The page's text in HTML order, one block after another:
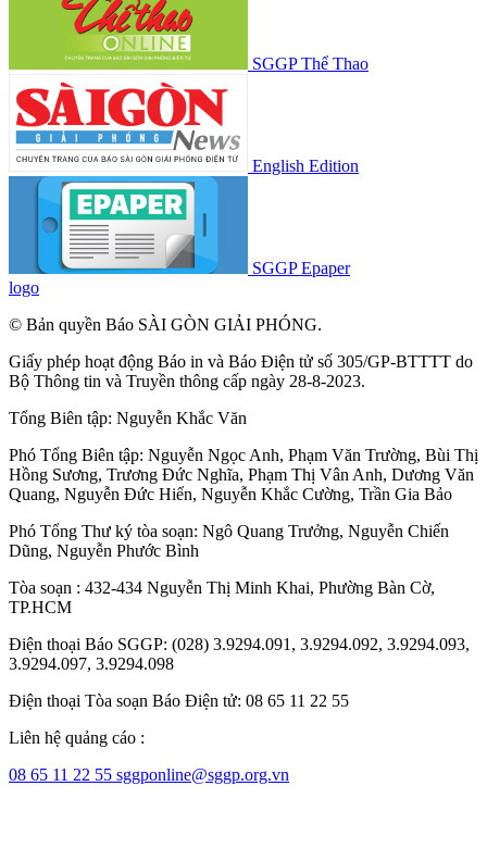
SGGP Thể Thao
English Edition
SGGP Epaper
logo
© Bản quyền Báo SÀI GÒN GIẢI PHÓNG.
Giấy phép hoạt động Báo in và Báo Điện tử số 305/GP-BTTTT do
Bộ Thông tin và Truyền thông cấp ngày 28-8-2023.
Tổng Biên tập: Nguyễn Khắc Văn
Phó Tổng Biên tập: Nguyễn Ngọc Anh, Phạm Văn Trường, Bùi Thị
Hồng Sương, Trương Đức Nghĩa, Phạm Thị Vân Anh, Dương Văn
Quang, Nguyễn Đức Hiển, Nguyễn Khắc Cường, Trần Gia Bảo
Phó Tổng Thư ký tòa soạn: Ngô Quang Trưởng, Nguyễn Chiến
Dũng, Nguyễn Phước Bình
Tòa soạn : 432-434 Nguyễn Thị Minh Khai, Phường Bàn Cờ,
TP.HCM
Điện thoại Báo SGGP: (028) 3.9294.091, 3.9294.092, 3.9294.093,
3.9294.097, 3.9294.098
Điện thoại Tòa soạn Báo Điện tử: 08 65 11 22 55
Liên hệ quảng cáo :
08 65 11 22 55 sggponline@sggp.org.vn